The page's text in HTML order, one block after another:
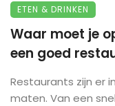
ETEN & DRINKEN
Waar moet je
een goed
Restaurants zijn er
maten. Van een